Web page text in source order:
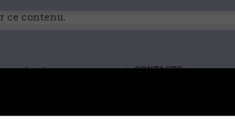
ce contenu.
sur les réseaux CONTACTS